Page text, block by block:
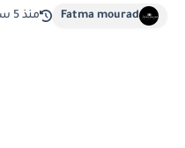
Fatma mourad منذ 5 سنة